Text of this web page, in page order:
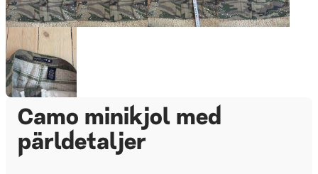
Camo minikjol med
pärldetaljer